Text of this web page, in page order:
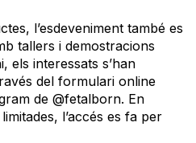
l’esdeveniment també es
tallers i demostracions
els interessats s’han
del formulari online
de @fetalborn. En
l’accés es fa per